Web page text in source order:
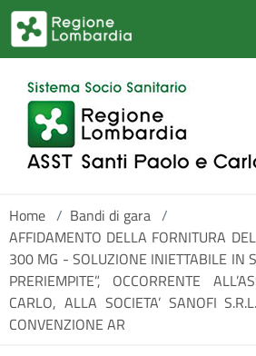
Salta al contenuto principale
Home / Bandi di gara /
AFFIDAMENTO DELLA FORNITURA
300 MG - SOLUZIONE INIETTABILE IN
PRERIEMPITE”, OCCORRENTE
CARLO, ALLA SOCIETA’ SANOFI
CONVENZIONE AR